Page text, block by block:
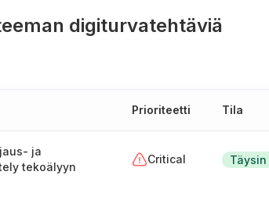
digiturvatehtäviä
Prioriteetti Tila
ja
tekoälyyn
Critical